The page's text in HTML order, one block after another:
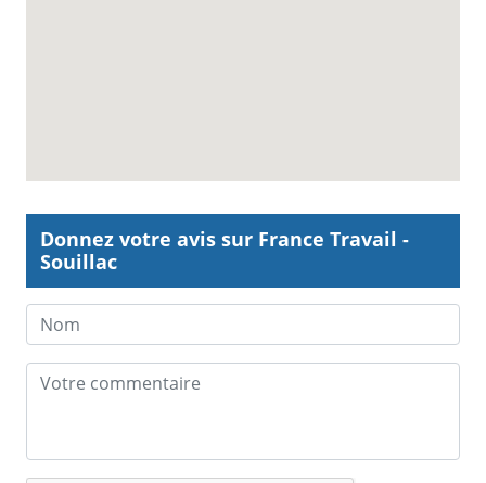
Donnez votre avis sur France Travail -
Souillac